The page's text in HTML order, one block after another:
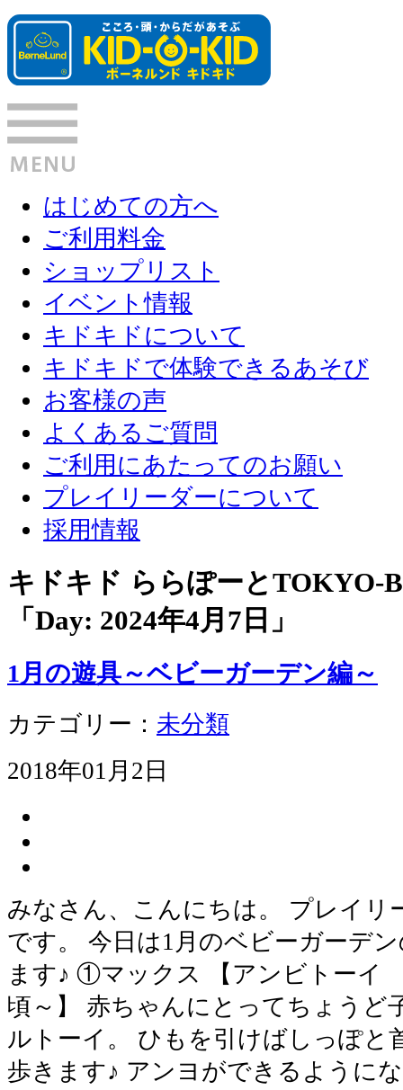
はじめての方へ
ご利用料金
ショップリスト
イベント情報
キドキドについて
キドキドで体験できるあそび
お客様の声
よくあるご質問
ご利用にあたってのお願い
プレイリーダーについて
採用情報
キドキド ららぽーと
「Day: 2024年4月7日 」
1月の遊具～ベビーガーデン編～
カテゴリー： 未分類
2018年01月2日
みなさん、こんにちは。 プレイリ
です。 今日は1月のベビーガーデ
ます♪ ①マックス 【アンビトー
頃～】 赤ちゃんにとってちょうど
ルトーイ。 ひもを引けばしっぽと
歩きます♪ アンヨができるように